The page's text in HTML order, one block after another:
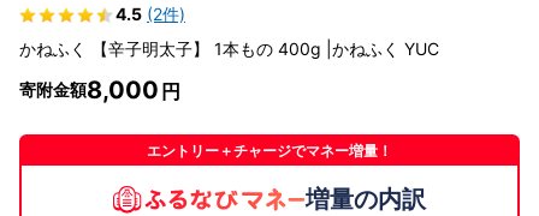
4.5 (2件)
かねふく 【辛子明太子】 1本もの 400g |かねふく YUC
寄附金額8,000
エントリー＋チャージでマネー増量！
増量の内訳